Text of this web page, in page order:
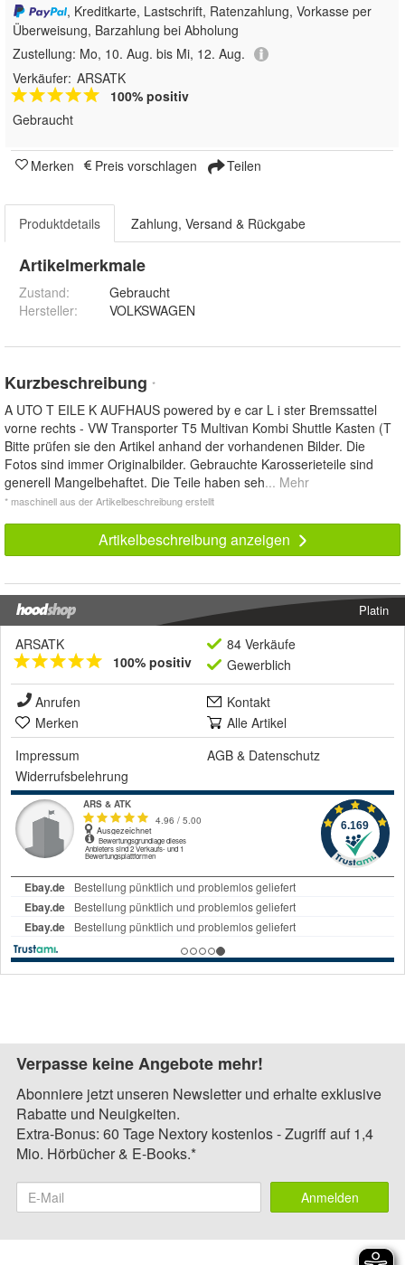
, Kreditkarte, Lastschrift, Ratenzahlung, Vorkasse per
Überweisung, Barzahlung bei Abholung
Zustellung: Mo, 10. Aug. bis Mi, 12. Aug.
Verkäufer: ARSATK
100% positiv
Gebraucht
Merken Preis vorschlagen Teilen
Produktdetails Zahlung, Versand & Rückgabe
Artikelmerkmale
Zustand:
Gebraucht
Hersteller: VOLKSWAGEN
Kurzbeschreibung *
A UTO T EILE K AUFHAUS powered by e car L i ster Bremssattel
vorne rechts - VW Transporter T5 Multivan Kombi Shuttle Kasten (T
Bitte prüfen sie den Artikel anhand der vorhandenen Bilder. Die
Fotos sind immer Originalbilder. Gebrauchte Karosserieteile sind
generell Mangelbehaftet. Die Teile haben seh... Mehr
* maschinell aus der Artikelbeschreibung erstellt
Artikelbeschreibung anzeigen
Platin
ARSATK
100% positiv
84 Verkäufe
Gewerblich
Anrufen
Kontakt
Merken
Alle Artikel
Impressum
AGB & Datenschutz
Widerrufsbelehrung
Verpasse keine Angebote mehr!
Abonniere jetzt unseren Newsletter und erhalte exklusive
Rabatte und Neuigkeiten.
Extra-Bonus: 60 Tage Nextory kostenlos - Zugriff auf 1,4
Mio. Hörbücher & E-Books.*
Anmelden